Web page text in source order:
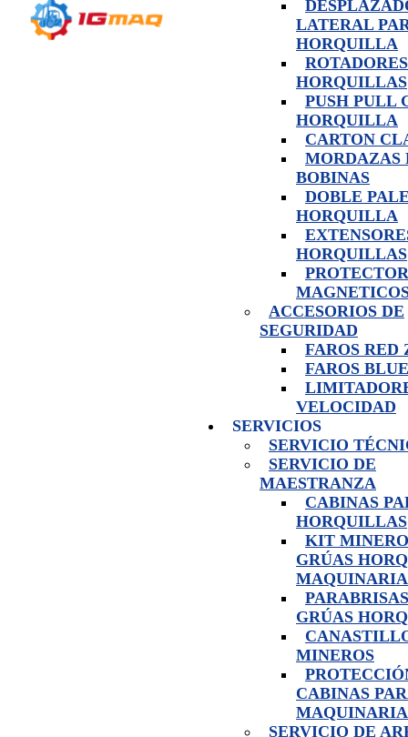
LATERAL
HORQUILLA
HORQUILLAS
PUSH PULL
HORQUILLA
CARTON
MORDAZAS
BOBINAS
DOBLE
HORQUILLA
HORQUILLAS
ACCESORIOS DE
SEGURIDAD
FAROS RED
FAROS
VELOCIDAD
SERVICIOS
SERVICIO
SERVICIO DE
MAESTRANZA
CABINAS
HORQUILLAS
KIT
GRÚAS
GRÚAS
MINEROS
CABINAS
SERVICIO DE